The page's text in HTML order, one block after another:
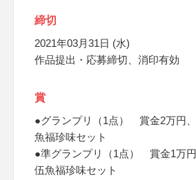
締切
2021年03月31日 (水)
作品提出・応募締切、消印有効
賞
●グランプリ（1点） 賞金2万円
魚福珍味セット
●準グランプリ（1点） 賞金1万
伍魚福珍味セット